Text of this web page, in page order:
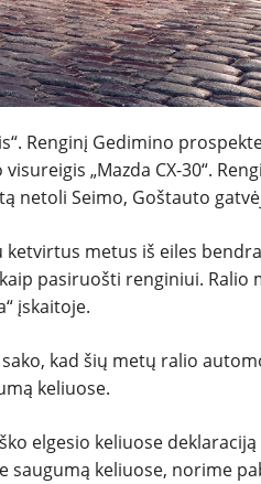
Renginį Gedimino
„Mazda CX-30“.
netoli Seimo, Goštauto
metus iš eiles
pasiruošti renginiui. Ralio
įskaitoje.
kad šių metų ralio
keliuose.
elgesio keliuose
saugumą keliuose, norime